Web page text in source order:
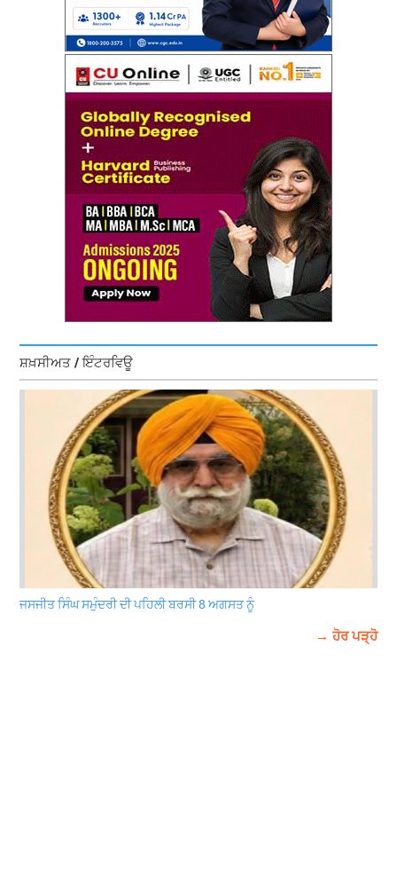
ਸ਼ਖ਼ਸੀਅਤ / ਇੰਟਰਵਿਊ
ਜਸਜੀਤ ਸਿੰਘ ਸਮੁੰਦਰੀ ਦੀ ਪਹਿਲੀ ਬਰਸੀ 8 ਅਗਸਤ ਨੂੰ
→ ਹੋਰ ਪੜ੍ਹੋ